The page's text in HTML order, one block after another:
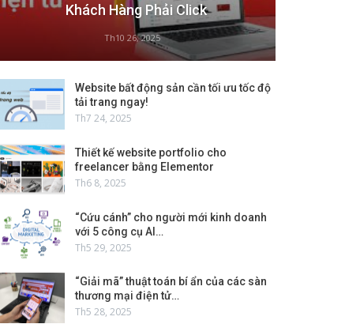
Khách Hàng Phải Click
Th10 26, 2025
Website bất động sản cần tối ưu tốc độ
tải trang ngay!
Th7 24, 2025
Thiết kế website portfolio cho
freelancer bằng Elementor
Th6 8, 2025
“Cứu cánh” cho người mới kinh doanh
với 5 công cụ AI…
Th5 29, 2025
“Giải mã” thuật toán bí ẩn của các sàn
thương mại điện tử…
Th5 28, 2025